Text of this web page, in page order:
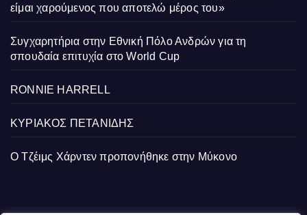
είμαι χαρούμενος που αποτελώ μέρος του»
Συγχαρητήρια στην Εθνική Πόλο Ανδρών για τη
σπουδαία επιτυχία στο World Cup
RONNIE HARRELL
ΚΥΡΙΑΚΟΣ ΠΕΤΑΝΙΔΗΣ
Ο Τζέιμς Χάρντεν προπονήθηκε στην Μύκονο